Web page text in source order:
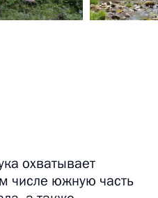
охватывает
числе южную часть